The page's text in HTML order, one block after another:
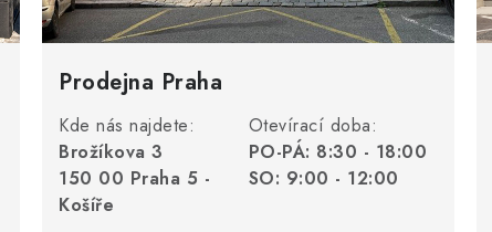
Prodejna Praha
Kde nás najdete:
Brožíkova 3
150 00 Praha 5 -
Košíře
Otevírací doba:
PO-PÁ: 8:30 - 18:00
SO: 9:00 - 12:00